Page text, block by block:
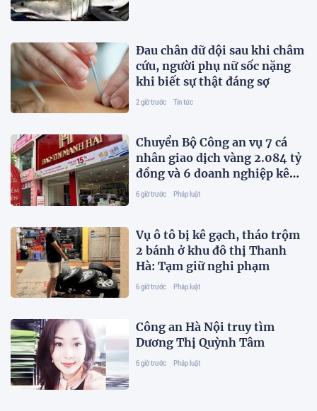
Đau chân dữ dội sau khi châm
cứu, người phụ nữ sốc nặng
khi biết sự thật đáng sợ
2 giờ trước Tin tức
Chuyển Bộ Công an vụ 7 cá
nhân giao dịch vàng 2.084 tỷ
đồng và 6 doanh nghiệp kê
khai sai thuế
6 giờ trước Pháp luật
Vụ ô tô bị kê gạch, tháo trộm
2 bánh ở khu đô thị Thanh
Hà: Tạm giữ nghi phạm
6 giờ trước Pháp luật
Công an Hà Nội truy tìm
Dương Thị Quỳnh Tâm
6 giờ trước Pháp luật